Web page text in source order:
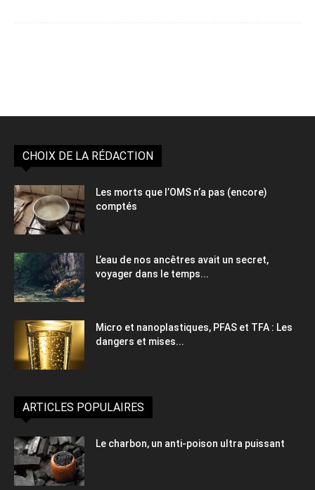
CHOIX DE LA RÉDACTION
Les morts que l’OMS n’a pas (encore)
comptés
L’eau de nos ancêtres avait un secret,
voyager dans le temps...
Micro et nanoplastiques, PFAS et TFA : Les
dangers et mises...
ARTICLES POPULAIRES
Le charbon, un anti-poison ultra puissant